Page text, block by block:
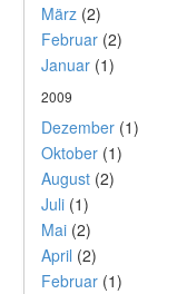
März (2)
Februar (2)
Januar (1)
2009
Dezember (1)
Oktober (1)
August (2)
Juli (1)
Mai (2)
April (2)
Februar (1)